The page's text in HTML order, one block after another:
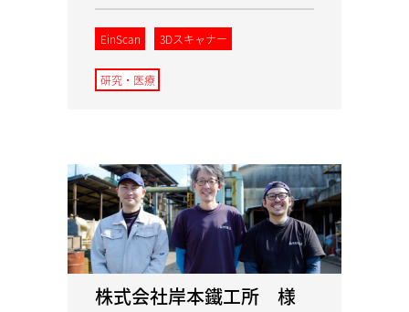
EinScan 3Dスキャナー
研究・医療
株式会社岸本鐵工所 様